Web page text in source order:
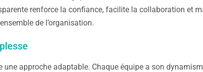
renforce la confiance, facilite la collaboration et
de l’organisation.
une approche adaptable. Chaque équipe a son